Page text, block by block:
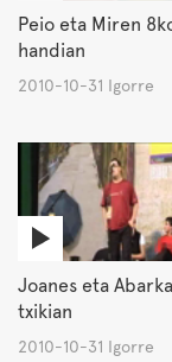
Peio eta Miren
handian
2010-10-31 Igorre
Joanes eta
txikian
2010-10-31 Igorre